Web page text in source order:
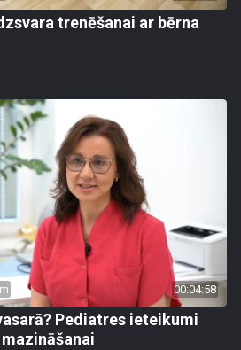
trenēšanai ar bērna
00:04:58
Pediatres ieteikumi